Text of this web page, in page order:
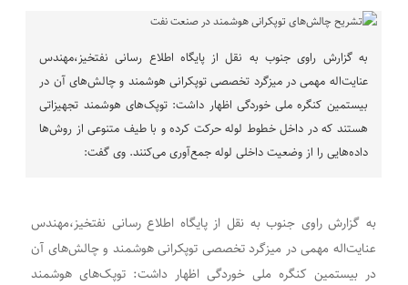
به گزارش راوی جنوب به نقل از پایگاه اطلاع رسانی نفتخیز،مهندس
عنایت‌اله مهمی در میزگرد تخصصی توپکرانی هوشمند و چالش‌های آن در
بیستمین کنگره ملی خوردگی اظهار داشت: توپک‌های هوشمند تجهیزاتی
هستند که در داخل خطوط لوله حرکت کرده و با طیف متنوعی از روش‌ها
داده‌هایی را از وضعیت داخلی لوله جمع‌آوری می‌کنند. وی گفت:
به گزارش راوی جنوب به نقل از پایگاه اطلاع رسانی نفتخیز،مهندس
عنایت‌اله مهمی در میزگرد تخصصی توپکرانی هوشمند و چالش‌های آن
در بیستمین کنگره ملی خوردگی اظهار داشت: توپک‌های هوشمند